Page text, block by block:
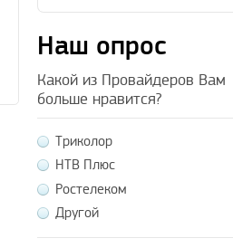
Наш опрос
Какой из Провайдеров Вам
больше нравится?
Триколор
НТВ Плюс
Ростелеком
Другой